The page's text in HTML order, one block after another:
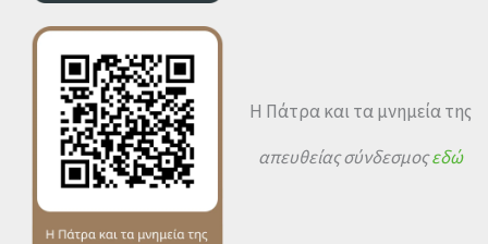
Η Πάτρα και τα μνημεία της
απευθείας σύνδεσμοςεδώ